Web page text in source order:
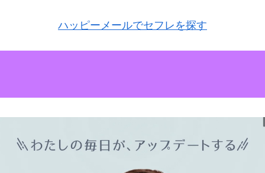
ハッピーメールでセフレを探す